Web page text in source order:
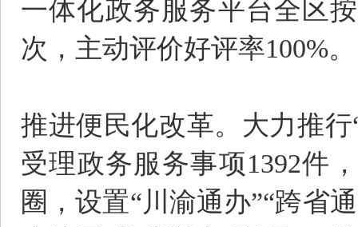
一体化政务服务平台全区
次，主动评价好评率100%。
推进便民化改革。大力推
受理政务服务事项1392件
圈，设置“川渝通办”“跨省